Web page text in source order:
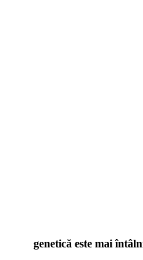
genetică este mai